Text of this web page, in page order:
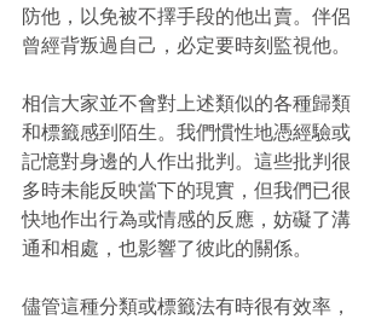
防他，以免被不擇手段的他出賣。伴侶
曾經背叛過自己，必定要時刻監視他。
相信大家並不會對上述類似的各種歸類
和標籤感到陌生。我們慣性地憑經驗或
記憶對身邊的人作出批判。這些批判很
多時未能反映當下的現實，但我們已很
快地作出行為或情感的反應，妨礙了溝
通和相處，也影響了彼此的關係。
儘管這種分類或標籤法有時很有效率，